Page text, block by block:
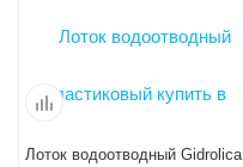
Лоток водоотводный Gidrolica